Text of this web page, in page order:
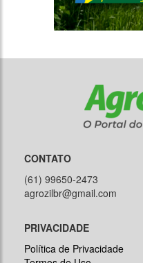
CONTATO
(61) 99650-2473
agrozilbr@gmail.com
PRIVACIDADE
Política de Privacidade